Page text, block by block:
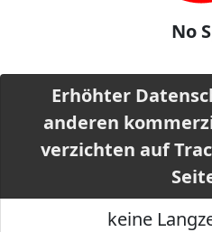
No
Erhöhter
anderen
verzichten auf
keine